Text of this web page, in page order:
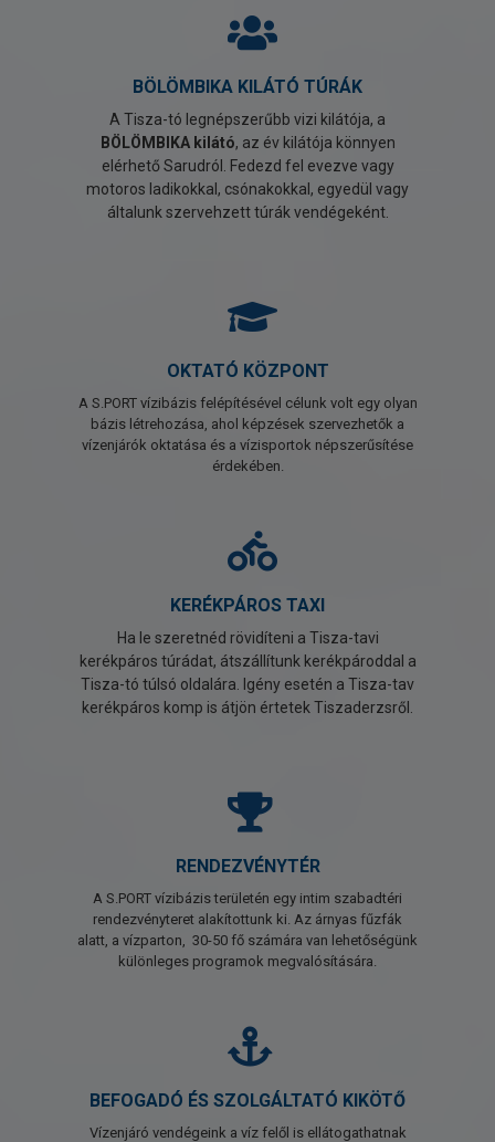
BÖLÖMBIKA KILÁTÓ TÚRÁK
A Tisza-tó legnépszerűbb vizi kilátója, a
BÖLÖMBIKA kilátó, az év kilátója könnyen
elérhető Sarudról. Fedezd fel evezve vagy
motoros ladikokkal, csónakokkal, egyedül vagy
általunk szervehzett túrák vendégeként.
OKTATÓ KÖZPONT
A S.PORT vízibázis felépítésével célunk volt egy olyan
bázis létrehozása, ahol képzések szervezhetők a
vízenjárók oktatása és a vízisportok népszerűsítése
érdekében.
KERÉKPÁROS TAXI
Ha le szeretnéd rövidíteni a Tisza-tavi
kerékpáros túrádat, átszállítunk kerékpároddal a
Tisza-tó túlsó oldalára. Igény esetén a Tisza-tav
kerékpáros komp is átjön értetek Tiszaderzsről.
RENDEZVÉNYTÉR
A S.PORT vízibázis területén egy intim szabadtéri
rendezvényteret alakítottunk ki. Az árnyas fűzfák
alatt, a vízparton, 30-50 fő számára van lehetőségünk
különleges programok megvalósítására.
BEFOGADÓ ÉS SZOLGÁLTATÓ KIKÖTŐ
Vízenjáró vendégeink a víz felől is ellátogathatnak